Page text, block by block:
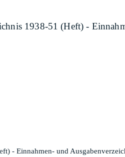
1938-51 (Heft) -
- Einnahmen- und